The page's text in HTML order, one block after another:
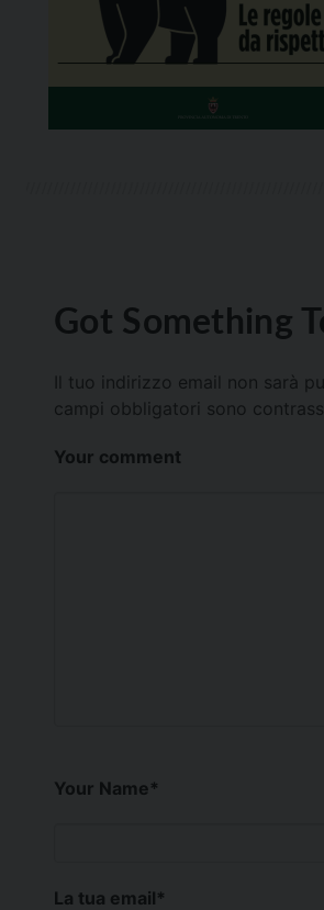
Got Something
Il tuo indirizzo email non sarà
campi obbligatori sono
Your comment
Your Name*
La tua email*